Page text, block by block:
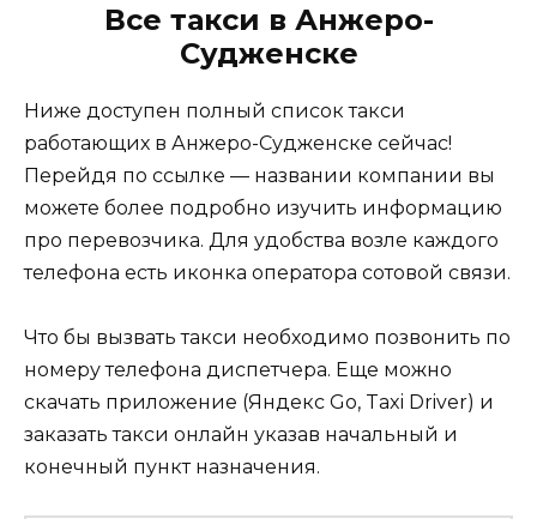
Все такси в Анжеро-
Судженске
Ниже доступен полный список такси
работающих в Анжеро-Судженске сейчас!
Перейдя по ссылке — названии компании вы
можете более подробно изучить информацию
про перевозчика. Для удобства возле каждого
телефона есть иконка оператора сотовой связи.
Что бы вызвать такси необходимо позвонить по
номеру телефона диспетчера. Еще можно
скачать приложение (Яндекс Go, Taxi Driver) и
заказать такси онлайн указав начальный и
конечный пункт назначения.